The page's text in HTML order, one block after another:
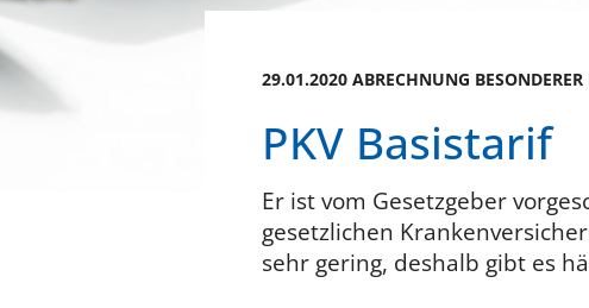
29.01.2020 ABRECHNUNG
PKV Basistarif
Er ist vom Gesetzgeber
gesetzlichen
sehr gering, deshalb gibt es